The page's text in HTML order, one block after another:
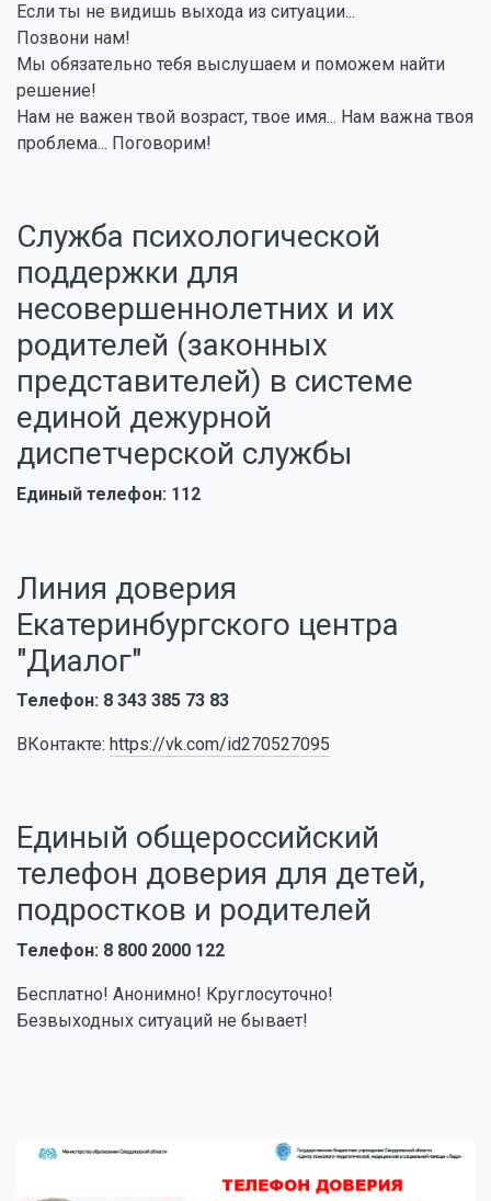
Если ты не видишь выхода из ситуации...
Позвони нам!
Мы обязательно тебя выслушаем и поможем найти
решение!
Нам не важен твой возраст, твое имя... Нам важна твоя
проблема... Поговорим!
Служба психологической
поддержки для
несовершеннолетних и их
родителей (законных
представителей) в системе
единой дежурной
диспетчерской службы
Единый телефон: 112
Линия доверия
Екатеринбургского центра
"Диалог"
Телефон: 8 343 385 73 83
ВКонтакте: https://vk.com/id270527095
Единый общероссийский
телефон доверия для детей,
подростков и родителей
Телефон: 8 800 2000 122
Бесплатно! Анонимно! Круглосуточно!
Безвыходных ситуаций не бывает!